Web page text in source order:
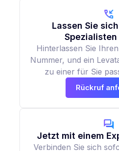
Lassen Sie
Hinterlassen Sie
Nummer, und ein
zu einer für Sie
Rückruf
Jetzt mit einem
Verbinden Sie sich